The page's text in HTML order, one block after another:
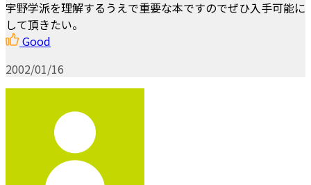
宇野学派を理解するうえで重要な本ですのでぜひ入手可能に
して頂きたい。
Good
2002/01/16